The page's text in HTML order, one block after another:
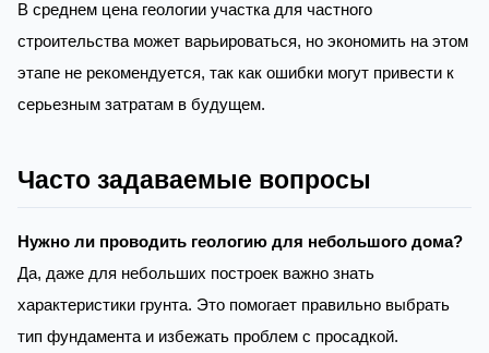
В среднем цена геологии участка для частного
строительства может варьироваться, но экономить на этом
этапе не рекомендуется, так как ошибки могут привести к
серьезным затратам в будущем.
Часто задаваемые вопросы
Нужно ли проводить геологию для небольшого дома?
Да, даже для небольших построек важно знать
характеристики грунта. Это помогает правильно выбрать
тип фундамента и избежать проблем с просадкой.